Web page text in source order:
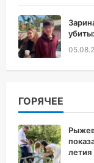
ГОРЯЧЕЕ
летия